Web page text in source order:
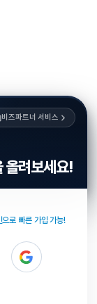
비즈파트너 서비스
올려보세요!
으로 빠른 가입 가능!